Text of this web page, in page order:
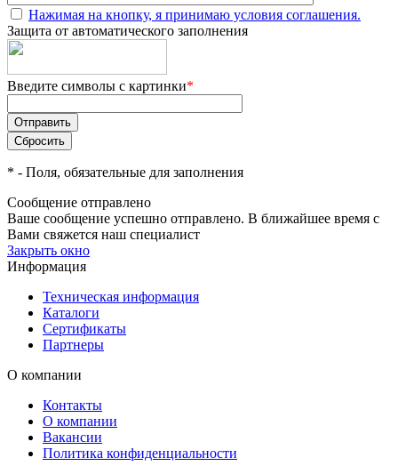
Нажимая на кнопку, я принимаю условия соглашения.
Защита от автоматического заполнения
Введите символы с картинки*
* - Поля, обязательные для заполнения
Сообщение отправлено
Ваше сообщение успешно отправлено. В ближайшее время с
Вами свяжется наш специалист
Закрыть окно
Информация
Техническая информация
Каталоги
Сертификаты
Партнеры
О компании
Контакты
О компании
Вакансии
Политика конфиденциальности